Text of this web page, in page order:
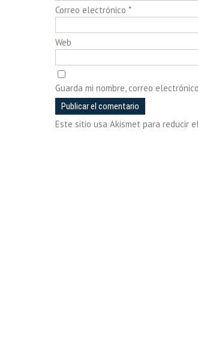
Correo electrónico *
Web
Guarda mi nombre, correo
Este sitio usa Akismet para reducir